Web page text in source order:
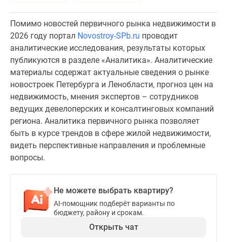
Продавцы
застройщики
Коммерческие
помещения
Квартиры
карте
Эксперты
авторы
Машино-
места
Специальные
Апартаменты
Новостройки
Помимо новостей первичного рынка недвижимости в
2026 году портал Novostroy-SPb.ru проводит
аналитические исследования, результаты которых
публикуются в разделе «Аналитика». Аналитические
материалы содержат актуальные сведения о рынке
новостроек Петербурга и Ленобласти, прогноз цен на
недвижимость, мнения экспертов – сотрудников
ведущих девелоперских и консалтинговых компаний
региона. Аналитика первичного рынка позволяет
быть в курсе трендов в сфере жилой недвижимости,
видеть перспективные направления и проблемные
вопросы.
Не можете выбрать квартиру?
AI-помощник подберёт варианты по
бюджету, району и срокам.
Открыть чат